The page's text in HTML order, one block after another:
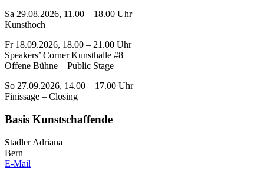
Sa 29.08.2026, 11.00 – 18.00 Uhr
Kunsthoch
Fr 18.09.2026, 18.00 – 21.00 Uhr
Speakers’ Corner Kunsthalle #8
Offene Bühne – Public Stage
So 27.09.2026, 14.00 – 17.00 Uhr
Finissage – Closing
Basis Kunstschaffende
Stadler Adriana
Bern
E-Mail